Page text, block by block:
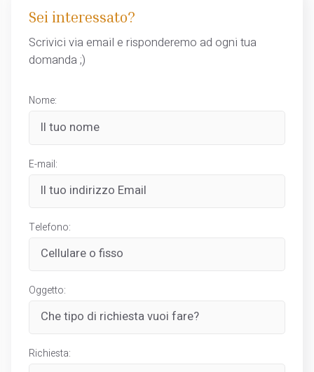
Sei interessato?
Scrivici via email e risponderemo ad ogni tua
domanda ;)
Nome:
E-mail:
Telefono:
Oggetto:
Richiesta: